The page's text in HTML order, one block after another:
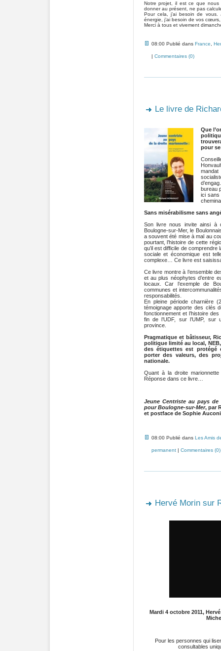
Notre projet, il est ce que
donner au présent, ne pas
Pour cela, j’ai besoin de vous.
énergie, j’ai besoin de vos
Merci à tous et vivement
08:00 Publié dans France,
| Commentaires (0)
Le livre de
Que
pour
d’engag
bureau
ici sans
Sans misérabilisme sans
Son livre nous invite ainsi à
Boulogne-sur-Mer, le
a souvent été mise à mal au
pourtant, l’histoire de cette
qu’il est difficile de comprendre
sociale et économique est
complexe… Ce livre est
Ce livre montre à l’ensemble
et au plus néophytes d’entre
locaux. Car l’exemple de
communes et
responsabilités.
En pleine période charnière
témoignage apporte des clés
fonctionnement et l’histoire
fin de l’UDF, sur l’UMP, sur
province.
Pragmatique et bâtisseur,
politique limité au local,
des étiquettes est protégé
porter des valeurs, des
nationale.
Quant à la droite
Réponse dans ce livre…
Jeune Centriste au pays
pour Boulogne-sur-Mer, par
et postface de Sophie
08:00 Publié dans Les Amis
permanent| Commentaires (0)
Hervé Morin sur
Mardi 4 octobre 2011,
Pour les personnes qui
consultables